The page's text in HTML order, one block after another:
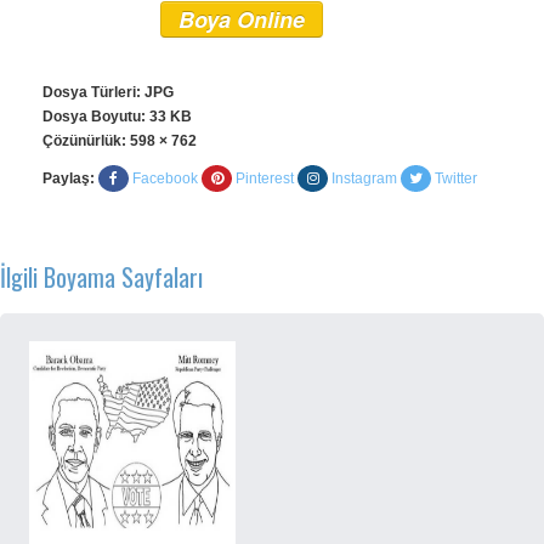
Boya Online
Dosya Türleri: JPG
Dosya Boyutu: 33 KB
Çözünürlük: 598 × 762
Paylaş: Facebook Pinterest Instagram Twitter
İlgili Boyama Sayfaları